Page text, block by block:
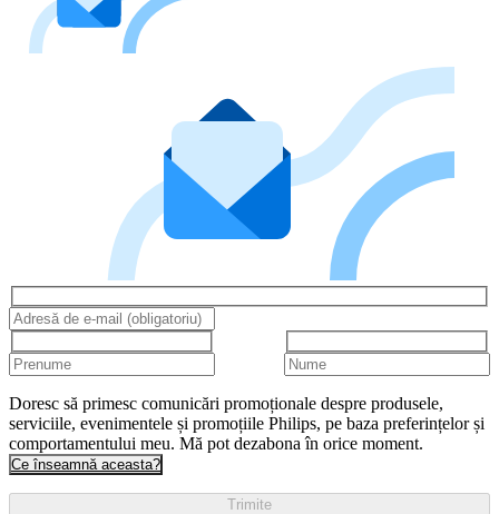
Doresc să primesc comunicări promoționale despre produsele,
serviciile, evenimentele și promoțiile Philips, pe baza preferințelor și
comportamentului meu. Mă pot dezabona în orice moment.
Ce înseamnă aceasta?
Trimite